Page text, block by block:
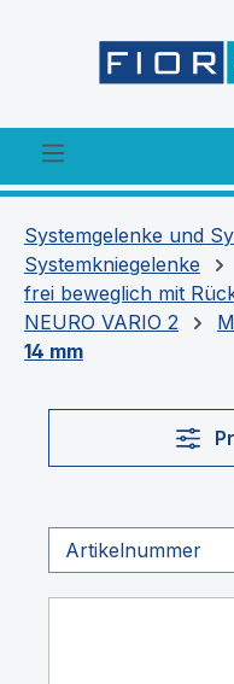
Systemgelenke und
Systemkniegelenke
frei beweglich mit
NEURO VARIO 2
14 mm